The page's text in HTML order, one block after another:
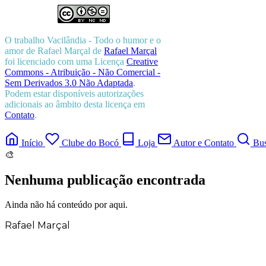
O trabalho Vacilândia - Todo o humor e o
amor de Rafael Marçal de Rafael Marçal
foi licenciado com uma Licença Creative
Commons - Atribuição - Não Comercial -
Sem Derivados 3.0 Não Adaptada.
Podem estar disponíveis autorizações
adicionais ao âmbito desta licença em
Contato.
Início Clube do Bocó Loja Autor e Contato
🎨
Nenhuma publicação encontrada
Ainda não há conteúdo por aqui.
Rafael Marçal